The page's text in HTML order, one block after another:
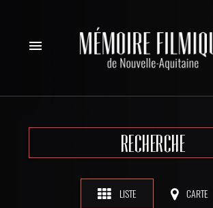
menu
RECHERCHE
LISTE CARTE